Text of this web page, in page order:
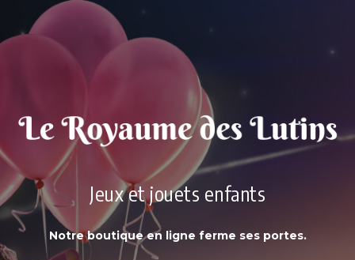
Jeux et jouets enfants
Notre boutique en ligne ferme ses portes.